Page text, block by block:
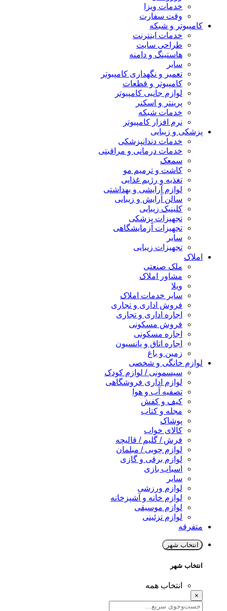
خدمات ویزا
وقت سفارت
کامپیوتر و شبکه
خدمات اینترنت
طراحی سایت
هاستینگ و دامنه
سایر
تعمیر و نگهداری کامپیوتر
کامپیوتر و قطعات
لوازم جانبی کامپیوتر
پرینتر و اسکنر
خدمات شبکه
نرم افزار کامپیوتر
پزشکی و زیبایی
خدمات دندانپزشکی
خدمات درمانی و مراقبتی
سمعک
کاشت و ترمیم مو
تغذیه و رژیم غذایی
لوازم آرایشی و بهداشتی
سالن آرایش و زیبایی
کلینیک زیبایی
تجهیزات پزشکی
تجهیزات آزمایشگاهی
سایر
تجهیزات زیبایی
املاک
ملک صنعتی
مشاور املاک
ویلا
سایر خدمات املاک
فروش اداری و تجاری
اجاره اداری و تجاری
فروش مسکونی
اجاره مسکونی
اجاره اتاق و پانسیون
زمین و باغ
لوازم خانگی و شخصی
سیسمونی / لوازم کودک
لوازم اداری فروشگاهی
تصفیه آب و هوا
کیف و کفش
مجله و کتاب
پوشاک
کالای خواب
فرش / گلیم / قالیچه
لوازم چوبی / مبلمان
لوازم برقی و گازی
اسباب بازی
سایر
لوازم ورزشی
لوازم خانه و آشپزخانه
لوازم موسیقی
لوازم تزئینی
متفرقه
انتخاب شهر
انتخاب شهر
انتخاب همه
×